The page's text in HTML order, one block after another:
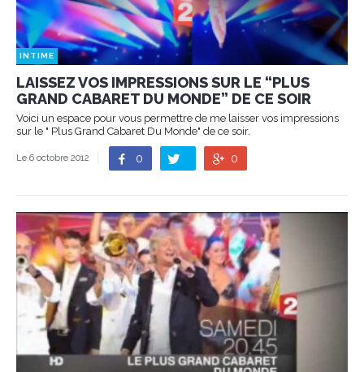
INTIME
LAISSEZ VOS IMPRESSIONS SUR LE “PLUS
GRAND CABARET DU MONDE” DE CE SOIR
Voici un espace pour vous permettre de me laisser vos impressions
sur le " Plus Grand Cabaret Du Monde" de ce soir.
Le 6 octobre 2012 0 0